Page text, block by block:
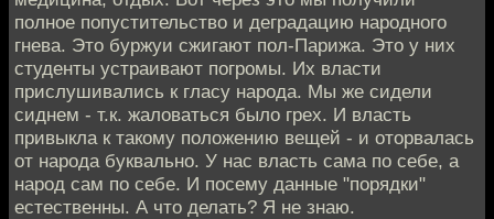
полное попустительство и деградацию народного
гнева. Это буржуи сжигают пол-Парижа. Это у них
студенты устраивают погромы. Их власти
прислушивались к гласу народа. Мы же сидели
сиднем - т.к. жаловаться было грех. И власть
привыкла к такому положению вещей - и оторвалась
от народа буквально. У нас власть сама по себе, а
народ сам по себе. И посему данные "порядки"
естественны. А что делать? Я не знаю.